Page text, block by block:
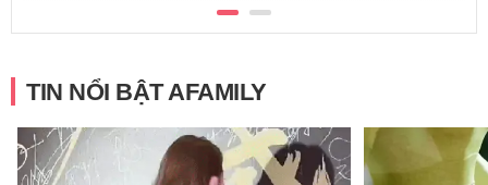
TIN NỔI BẬT AFAMILY